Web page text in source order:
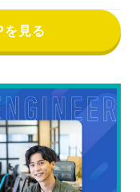
を見る